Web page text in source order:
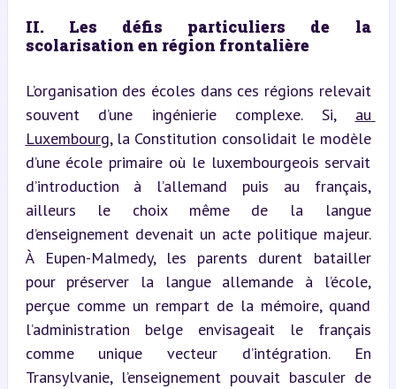
II. Les défis particuliers de la
scolarisation en région frontalière
L’organisation des écoles dans ces régions relevait
souvent d’une ingénierie complexe. Si, au
Luxembourg, la Constitution consolidait le modèle
d’une école primaire où le luxembourgeois servait
d’introduction à l’allemand puis au français,
ailleurs le choix même de la langue
d’enseignement devenait un acte politique majeur.
À Eupen-Malmedy, les parents durent batailler
pour préserver la langue allemande à l’école,
perçue comme un rempart de la mémoire, quand
l’administration belge envisageait le français
comme unique vecteur d’intégration. En
Transylvanie, l’enseignement pouvait basculer de